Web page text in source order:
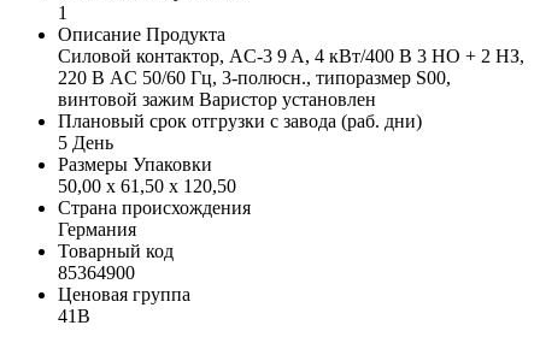
1
Описание Продукта
Силовой контактор, AC-3 9 A, 4 кВт/400 В 3 НО + 2 НЗ,
220 В AC 50/60 Гц, 3-полюсн., типоразмер S00,
винтовой зажим Варистор установлен
Плановый срок отгрузки с завода (раб. дни)
5 День
Размеры Упаковки
50,00 x 61,50 x 120,50
Страна происхождения
Германия
Товарный код
85364900
Ценовая группа
41B